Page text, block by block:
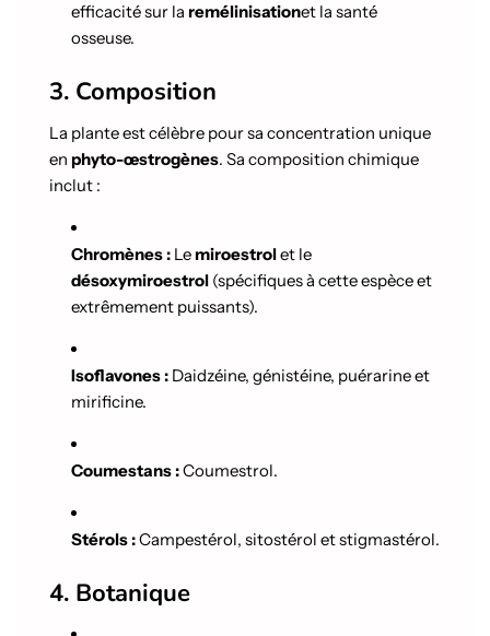
efficacité sur la remélinisationet la santé
osseuse.
3. Composition
La plante est célèbre pour sa concentration unique
en phyto-œstrogènes. Sa composition chimique
inclut :
Chromènes : Lemiroestrolet le
désoxymiroestrol (spécifiques à cette espèce et
extrêmement puissants).
Isoflavones : Daidzéine, génistéine, puérarine et
mirificine.
Coumestans :Coumestrol.
Stérols :Campestérol, sitostérol et stigmastérol.
4. Botanique